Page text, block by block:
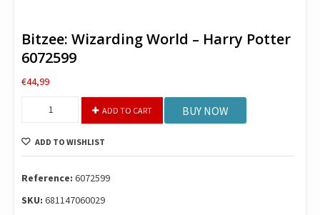
Bitzee: Wizarding World – Harry Potter
6072599
€44,99
-
Potter
quantity
ADD TO CART BUY NOW
ADD TO WISHLIST
Reference: 6072599
SKU: 681147060029